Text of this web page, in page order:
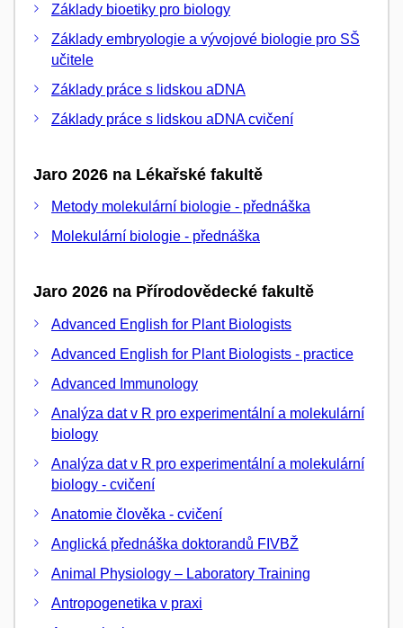
Základy bioetiky pro biology
Základy embryologie a vývojové biologie pro SŠ
učitele
Základy práce s lidskou aDNA
Základy práce s lidskou aDNA cvičení
Jaro 2026 na Lékařské fakultě
Metody molekulární biologie - přednáška
Molekulární biologie - přednáška
Jaro 2026 na Přírodovědecké fakultě
Advanced English for Plant Biologists
Advanced English for Plant Biologists - practice
Advanced Immunology
Analýza dat v R pro experimentální a molekulární
biology
Analýza dat v R pro experimentální a molekulární
biology - cvičení
Anatomie člověka - cvičení
Anglická přednáška doktorandů FIVBŽ
Animal Physiology – Laboratory Training
Antropogenetika v praxi